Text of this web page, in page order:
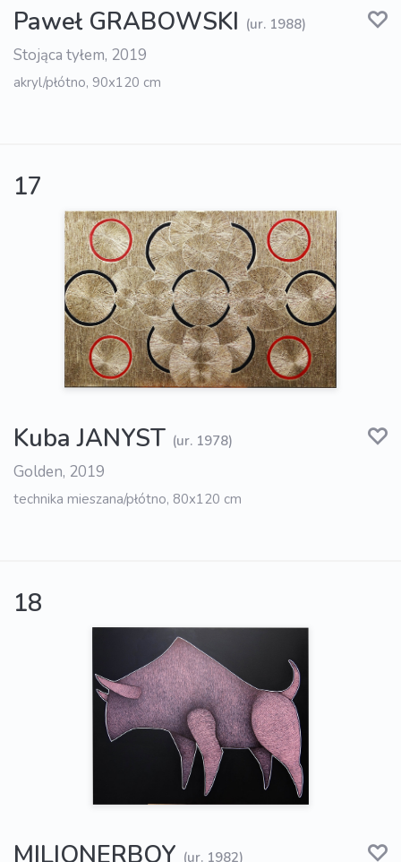
Paweł GRABOWSKI (ur. 1988)
Stojąca tyłem, 2019
akryl/płótno, 90x120 cm
17
Kuba JANYST (ur. 1978)
Golden, 2019
technika mieszana/płótno, 80x120 cm
18
(ur. 1982)